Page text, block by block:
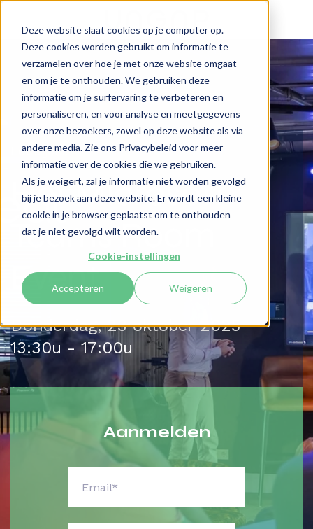
Deze website slaat cookies op je computer op.
Deze cookies worden gebruikt om informatie te
verzamelen over hoe je met onze website omgaat
en om je te onthouden. We gebruiken deze
informatie om je surfervaring te verbeteren en
personaliseren, en voor analyse en meetgegevens
over onze bezoekers, zowel op deze website als via
andere media. Zie ons Privacybeleid voor meer
informatie over de cookies die we gebruiken.
Als je weigert, zal je informatie niet worden gevolgd
bij je bezoek aan deze website. Er wordt een kleine
cookie in je browser geplaatst om te onthouden
dat je niet gevolgd wilt worden.
Cookie-instellingen
Accepteren Weigeren
Let's join!
Het Microsoft
Teams Room
Event
Donderdag, 23 oktober 2025
13:30u - 17:00u
Aanmelden